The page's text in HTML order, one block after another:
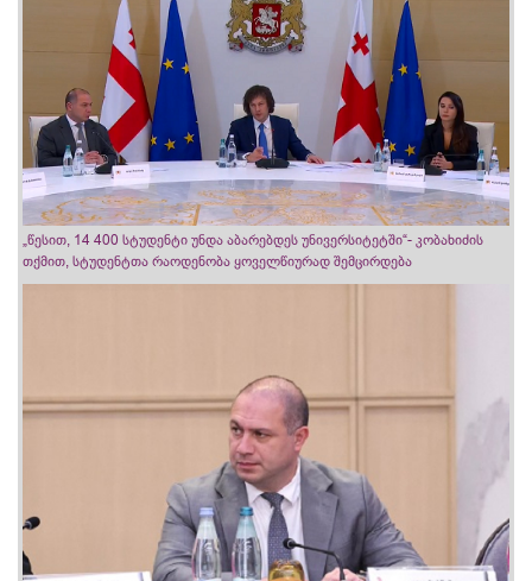
„წესით, 14 400 სტუდენტი უნდა აბარებდეს უნივერსიტეტში“- კობახიძის
თქმით, სტუდენტთა რაოდენობა ყოველწიურად შემცირდება